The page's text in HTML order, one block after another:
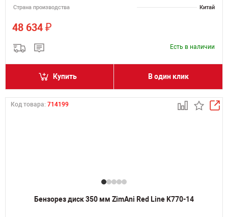
Страна производства
Китай
48 634 ₽
Есть в наличии
Купить В один клик
Код товара: 714199
Бензорез диск 350 мм ZimAni Red Line K770-14